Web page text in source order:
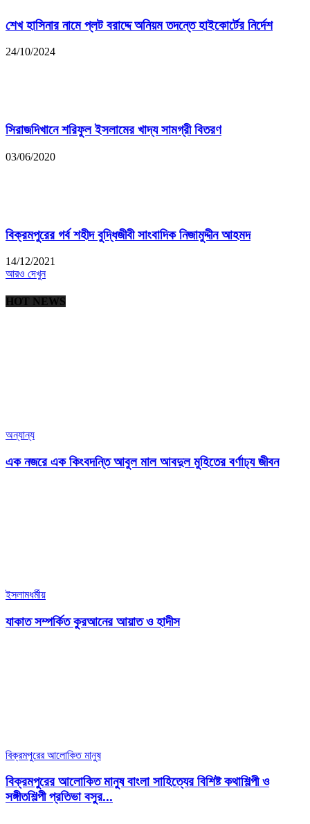
শেখ হাসিনার নামে প্লট বরাদ্দে অনিয়ম তদন্তে হাইকোর্টের নির্দেশ
24/10/2024
সিরাজদিখানে শরিফুল ইসলামের খাদ্য সামগ্রী বিতরণ
03/06/2020
বিক্রমপুরের গর্ব শহীদ বুদ্ধিজীবী সাংবাদিক নিজামুদ্দীন আহমদ
14/12/2021
আরও দেখুন
HOT NEWS
অন্যান্য
এক নজরে এক কিংবদন্তি আবুল মাল আবদুল মুহিতের বর্ণাঢ্য জীবন
ইসলামধর্মীয়
যাকাত সম্পর্কিত কুরআনের আয়াত ও হাদীস
বিক্রমপুরের আলোকিত মানুষ
বিক্রমপুরের আলোকিত মানুষ বাংলা সাহিত্যের বিশিষ্ট কথাশিল্পী ও
সঙ্গীত‌শিল্পী প্রতিভা বসুর...